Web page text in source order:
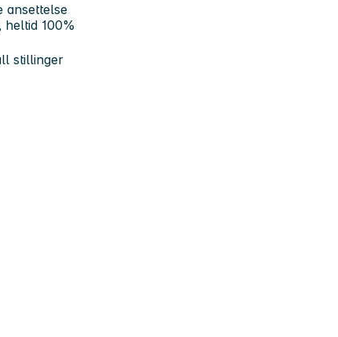
ansettelse
heltid 100%
stillinger